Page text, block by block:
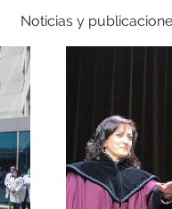
Noticias y